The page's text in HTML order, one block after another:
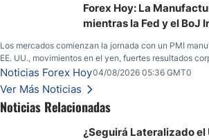
yen; el peso mexicano ve un repunte a medida que
Forex Hoy: La
mientras la Fed y el BoJ
Los mercados comienzan la jornada con un PMI
EE. UU., movimientos en el yen, fuertes resultados
seguridad en Bitcoin y nuevas señales desde el
Noticias Forex Hoy04/08/2026 05:36 GMT0
Ver Más Noticias
Noticias Relacionadas
¿Seguirá Lateralizado el